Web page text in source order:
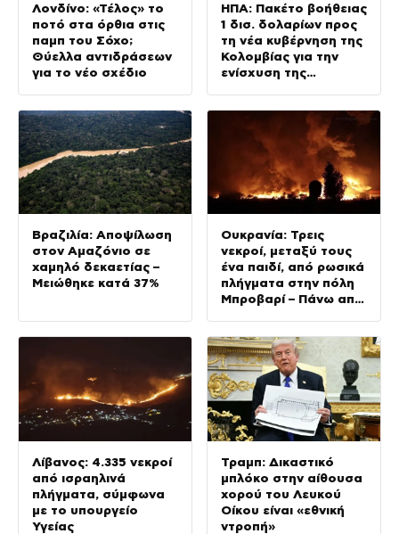
Λονδίνο: «Τέλος» το
ποτό στα όρθια στις
παμπ του Σόχο;
Θύελλα αντιδράσεων
για το νέο σχέδιο
ΗΠΑ: Πακέτο βοήθειας
1 δισ. δολαρίων προς
τη νέα κυβέρνηση της
Κολομβίας για την
ενίσχυση της
Βραζιλία: Αποψίλωση
στον Αμαζόνιο σε
χαμηλό δεκαετίας –
Μειώθηκε κατά 37%
Ουκρανία: Τρεις
νεκροί, μεταξύ τους
ένα παιδί, από ρωσικά
πλήγματα στην πόλη
Μπροβαρί – Πάνω από
Λίβανος: 4.335 νεκροί
από ισραηλινά
πλήγματα, σύμφωνα
με το υπουργείο
Υγείας
Τραμπ: Δικαστικό
μπλόκο στην αίθουσα
χορού του Λευκού
Οίκου είναι «εθνική
ντροπή»